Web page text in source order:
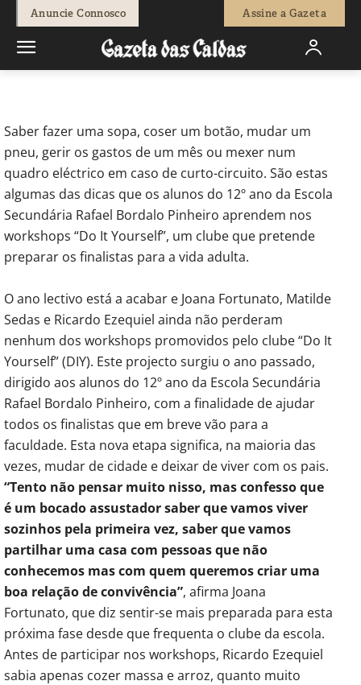
Anuncie Connosco Assine a Gazeta
Beatriz Raposo - 1338 0
Saber fazer uma sopa, coser um botão, mudar um
pneu, gerir os gastos de um mês ou mexer num
quadro eléctrico em caso de curto-circuito. São estas
algumas das dicas que os alunos do 12º ano da Escola
Secundária Rafael Bordalo Pinheiro aprendem nos
workshops “Do It Yourself”, um clube que pretende
preparar os finalistas para a vida adulta.
O ano lectivo está a acabar e Joana Fortunato, Matilde
Sedas e Ricardo Ezequiel ainda não perderam
nenhum dos workshops promovidos pelo clube “Do It
Yourself” (DIY). Este projecto surgiu o ano passado,
dirigido aos alunos do 12º ano da Escola Secundária
Rafael Bordalo Pinheiro, com a finalidade de ajudar
todos os finalistas que em breve vão para a
faculdade. Esta nova etapa significa, na maioria das
vezes, mudar de cidade e deixar de viver com os pais.
“Tento não pensar muito nisso, mas confesso que
é um bocado assustador saber que vamos viver
sozinhos pela primeira vez, saber que vamos
partilhar uma casa com pessoas que não
conhecemos mas com quem queremos criar uma
boa relação de convivência”, afirma Joana
Fortunato, que diz sentir-se mais preparada para esta
próxima fase desde que frequenta o clube da escola.
Antes de participar nos workshops, Ricardo Ezequiel
sabia apenas cozer massa e arroz, quanto muito